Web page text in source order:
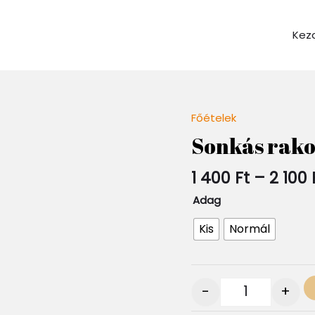
Főételek
Sonkás
1 400 Ft – 2 100
Adag
Kis Normál
- +